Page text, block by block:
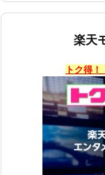
楽天
トク得